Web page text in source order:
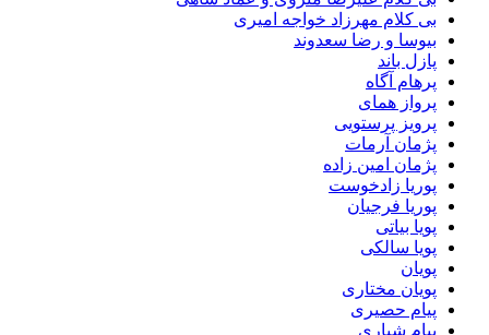
بی کلام مهرزاد خواجه امیری
بیوسا و رضا سعدوند
پازل باند
پرهام آگاه
پرواز همای
پرویز پرستویی
پژمان آرمات
پژمان امین زاده
پوریا زادخوست
پوریا فرجیان
پویا بیاتی
پویا سالکی
پویان
پویان مختاری
پیام حصیری
پیام شیاری